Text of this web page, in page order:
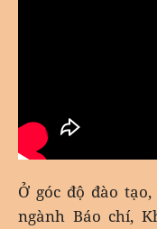
Ở góc độ đào
ngành Báo chí,